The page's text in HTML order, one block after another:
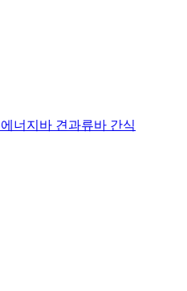
너지바 견과류바 간식